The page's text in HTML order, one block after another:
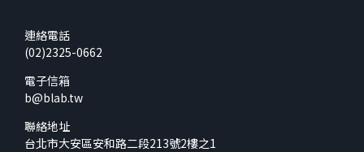
連絡電話
(02)2325-0662
電子信箱
b@blab.tw
聯絡地址
台北市大安區安和路二段213號2樓之1